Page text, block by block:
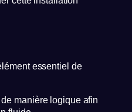
essentiel de
manière logique afin